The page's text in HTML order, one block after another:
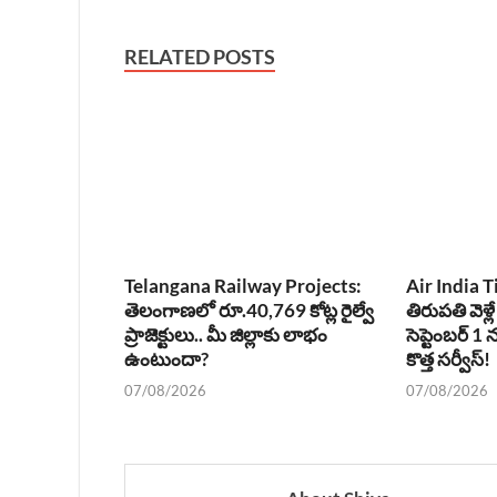
RELATED POSTS
Telangana Railway Projects:
తెలంగాణలో రూ.40,769 కోట్ల రైల్వే
ప్రాజెక్టులు.. మీ జిల్లాకు లాభం
ఉంటుందా?
07/08/2026
Air India
తిరుపతి
సెప్టెంబర్
కొత్త సర్వీస్!
07/08/2026